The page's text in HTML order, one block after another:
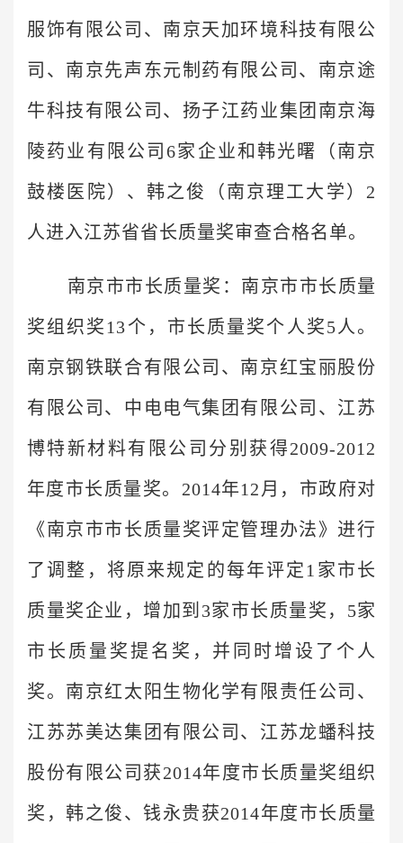
服饰有限公司、南京天加环境科技有限公
司、南京先声东元制药有限公司、南京途
牛科技有限公司、扬子江药业集团南京海
陵药业有限公司6家企业和韩光曙（南京
鼓楼医院）、韩之俊（南京理工大学）2
人进入江苏省省长质量奖审查合格名单。
南京市市长质量奖：南京市市长质量
奖组织奖13个，市长质量奖个人奖5人。
南京钢铁联合有限公司、南京红宝丽股份
有限公司、中电电气集团有限公司、江苏
博特新材料有限公司分别获得2009-2012
年度市长质量奖。2014年12月，市政府对
《南京市市长质量奖评定管理办法》进行
了调整，将原来规定的每年评定1家市长
质量奖企业，增加到3家市长质量奖，5家
市长质量奖提名奖，并同时增设了个人
奖。南京红太阳生物化学有限责任公司、
江苏苏美达集团有限公司、江苏龙蟠科技
股份有限公司获2014年度市长质量奖组织
奖，韩之俊、钱永贵获2014年度市长质量